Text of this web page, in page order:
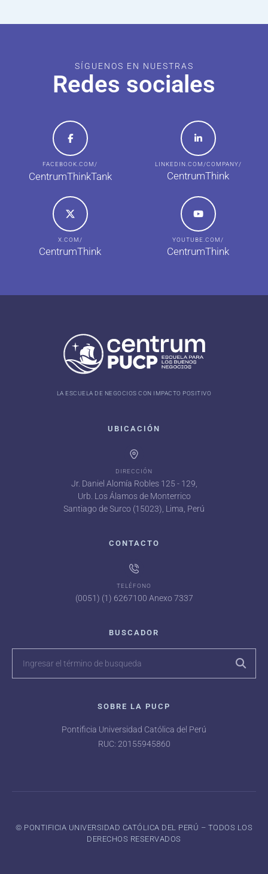
SÍGUENOS EN NUESTRAS
Redes sociales
FACEBOOK.COM/
CentrumThinkTank
LINKEDIN.COM/COMPANY/
CentrumThink
X.COM/
CentrumThink
YOUTUBE.COM/
CentrumThink
LA ESCUELA DE NEGOCIOS CON IMPACTO POSITIVO
UBICACIÓN
DIRECCIÓN
Jr. Daniel Alomía Robles 125 - 129,
Urb. Los Álamos de Monterrico
Santiago de Surco (15023), Lima, Perú
CONTACTO
TELÉFONO
(0051) (1) 6267100 Anexo 7337
BUSCADOR
SOBRE LA PUCP
Pontificia Universidad Católica del Perú
RUC: 20155945860
©️ PONTIFICIA UNIVERSIDAD CATÓLICA DEL PERÚ – TODOS LOS
DERECHOS RESERVADOS